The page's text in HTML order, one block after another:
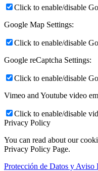
Click to enable/disable
Google Map Settings:
Click to enable/disable
Google reCaptcha Settings:
Click to enable/disable
Vimeo and Youtube video
Click to enable/disable
Privacy Policy
You can read about our
Privacy Policy Page.
Protección de Datos y Aviso